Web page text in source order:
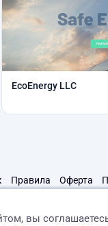
EcoEnergy LLC
Правила Оферта
вы